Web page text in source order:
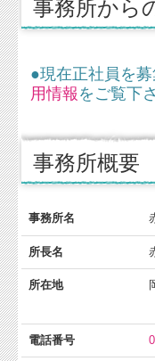
e21まいスター
DAIC2 建設業用
販売・購買システム
スマート業績確認
TKCのFinTechサ
証憑保存機能
事務所から
●現在正社員を
用情報 をご覧下
事務所概要
事務所名
所長名
所在地
電話番号